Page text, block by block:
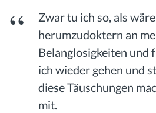
Zwar tu ich so, als
herumzudoktern an
Belanglosigkeiten und
ich wieder gehen und
diese Täuschungen
mit.